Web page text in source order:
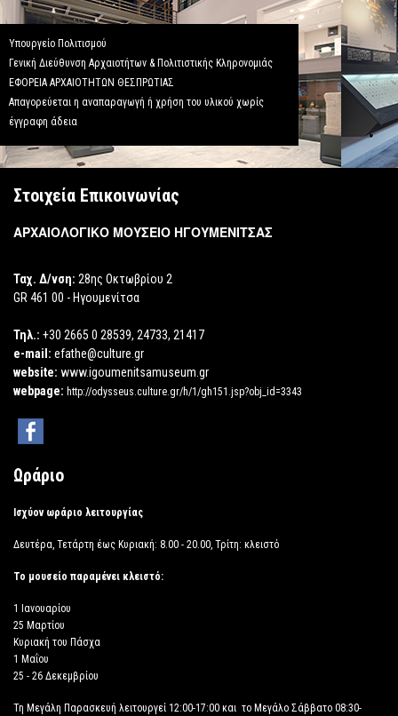
Υπουργείο Πολιτισμού
Γενική Διεύθυνση Αρχαιοτήτων & Πολιτιστικής Κληρονομιάς
ΕΦΟΡΕΙΑ ΑΡΧΑΙΟΤΗΤΩΝ ΘΕΣΠΡΩΤΙΑΣ
Απαγορεύεται η αναπαραγωγή ή χρήση του υλικού χωρίς
έγγραφη άδεια
Στοιχεία Επικοινωνίας
ΑΡΧΑΙΟΛΟΓΙΚΟ ΜΟΥΣΕΙΟ ΗΓΟΥΜΕΝΙΤΣΑΣ
Ταχ. Δ/νση: 28ης Οκτωβρίου 2
GR 461 00 - Ηγουμενίτσα
Τηλ.: +30 2665 0 28539, 24733, 21417
e-mail: efathe@culture.gr
website: www.igoumenitsamuseum.gr
webpage: http://odysseus.culture.gr/h/1/gh151.jsp?obj_id=3343
Ωράριο
Ισχύον ωράριο λειτουργίας
Δευτέρα, Τετάρτη έως Κυριακή: 8.00 - 20.00, Τρίτη: κλειστό
Το μουσείο παραμένει κλειστό:
1 Ιανουαρίου
25 Μαρτίου
Κυριακή του Πάσχα
1 Μαΐου
25 - 26 Δεκεμβρίου
Τη Μεγάλη Παρασκευή λειτουργεί 12:00-17:00 και το Μεγάλο Σάββατο 08:30-